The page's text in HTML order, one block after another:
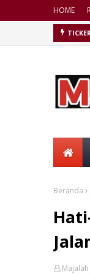
HOME
Beranda